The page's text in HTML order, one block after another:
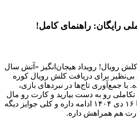
رایگان: راهنمای کامل!
رویال! رویداد هیجان‌انگیز «آتش سال
برای دریافت کلش رویال کوره
با جمع‌آوری تاج‌ها در نبردهای بازی،
رو به دست بیارید و کارت رو مال
خودتون کنید. این رویداد تا ۱۶ دی ۱۴۰۴ ادامه داره و کلی جوایز دیگه
هم همراهش داره.